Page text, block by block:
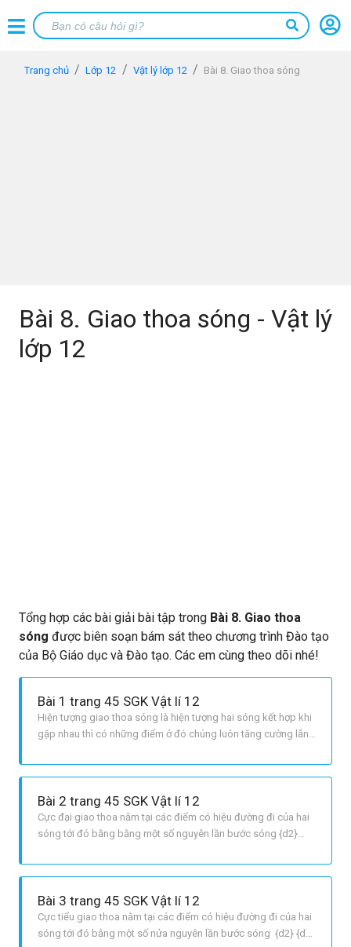
Trang chủ Lớp 12 Vật lý lớp 12 Bài 8. Giao thoa sóng
Bài 8. Giao thoa sóng - Vật lý
lớp 12
Tổng hợp các bài giải bài tập trong Bài 8. Giao thoa
sóng được biên soạn bám sát theo chương trình Đào tạo
của Bộ Giáo dục và Đào tạo. Các em cùng theo dõi nhé!
Bài 1 trang 45 SGK Vật lí 12
Hiện tượng giao thoa sóng là hiện tượng hai sóng kết hợp khi
gặp nhau thì có những điểm ở đó chúng luôn tăng cường lẫn
Bài 2 trang 45 SGK Vật lí 12
Cực đại giao thoa nằm tại các điểm có hiệu đường đi của hai
sóng tới đó bằng bằng một số nguyên lần bước sóng {d2}
Bài 3 trang 45 SGK Vật lí 12
Cực tiểu giao thoa nằm tại các điểm có hiệu đường đi của hai
sóng tới đó bằng một số nửa nguyên lần bước sóng {d2} {d1}